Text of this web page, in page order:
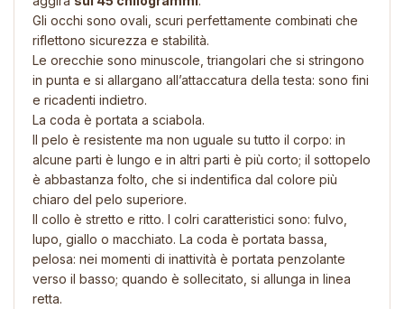
Gli occhi sono ovali, scuri perfettamente combinati che
riflettono sicurezza e stabilità.
Le orecchie sono minuscole, triangolari che si stringono
in punta e si allargano all’attaccatura della testa: sono fini
e ricadenti indietro.
La coda è portata a sciabola.
Il pelo è resistente ma non uguale su tutto il corpo: in
alcune parti è lungo e in altri parti è più corto; il sottopelo
è abbastanza folto, che si indentifica dal colore più
chiaro del pelo superiore.
Il collo è stretto e ritto. I colri caratteristici sono: fulvo,
lupo, giallo o macchiato. La coda è portata bassa,
pelosa: nei momenti di inattività è portata penzolante
verso il basso; quando è sollecitato, si allunga in linea
retta.